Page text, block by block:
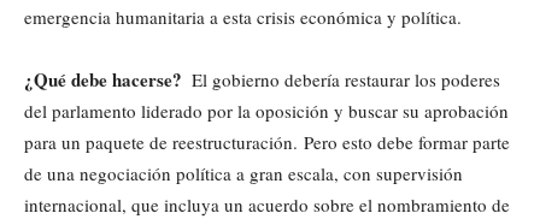
emergencia humanitaria a esta crisis económica y política.
¿Qué debe hacerse? El gobierno debería restaurar los poderes
del parlamento liderado por la oposición y buscar su aprobación
para un paquete de reestructuración. Pero esto debe formar parte
de una negociación política a gran escala, con supervisión
internacional, que incluya un acuerdo sobre el nombramiento de